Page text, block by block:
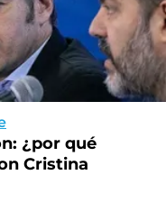
¿por qué
Cristina